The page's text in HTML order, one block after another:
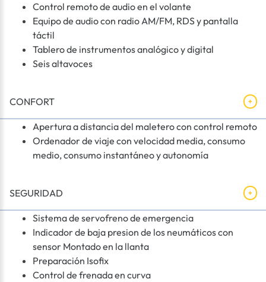
Control remoto de audio en el volante
Equipo de audio con radio AM/FM, RDS y pantalla
táctil
Tablero de instrumentos analógico y digital
Seis altavoces
CONFORT
Apertura a distancia del maletero con control remoto
Ordenador de viaje con velocidad media, consumo
medio, consumo instantáneo y autonomía
SEGURIDAD
Sistema de servofreno de emergencia
Indicador de baja presion de los neumáticos con
sensor Montado en la llanta
Preparación Isofix
Control de frenada en curva